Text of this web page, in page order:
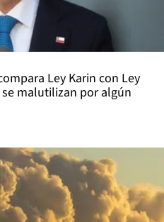
Ley Karin con Ley
malutilizan por algún